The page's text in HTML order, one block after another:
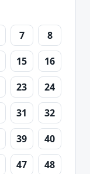
7
8
15
16
23
24
31
32
39
40
47
48